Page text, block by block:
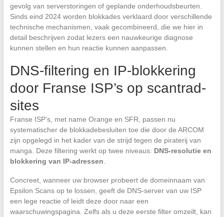
gevolg van serverstoringen of geplande onderhoudsbeurten.
Sinds eind 2024 worden blokkades verklaard door verschillende
technische mechanismen, vaak gecombineerd, die we hier in
detail beschrijven zodat lezers een nauwkeurige diagnose
kunnen stellen en hun reactie kunnen aanpassen.
DNS-filtering en IP-blokkering
door Franse ISP’s op scantrad-
sites
Franse ISP’s, met name Orange en SFR, passen nu
systematischer de blokkadebesluiten toe die door de ARCOM
zijn opgelegd in het kader van de strijd tegen de piraterij van
manga. Deze filtering werkt op twee niveaus: DNS-resolutie en
blokkering van IP-adressen
Concreet, wanneer uw browser probeert de domeinnaam van
Epsilon Scans op te lossen, geeft de DNS-server van uw ISP
een lege reactie of leidt deze door naar een
waarschuwingspagina. Zelfs als u deze eerste filter omzeilt, kan